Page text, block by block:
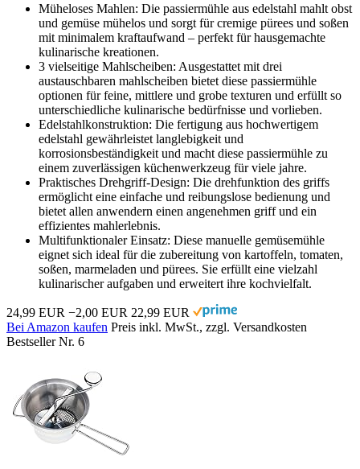
Müheloses Mahlen: Die passiermühle aus edelstahl mahlt obst
und gemüse mühelos und sorgt für cremige pürees und soßen
mit minimalem kraftaufwand – perfekt für hausgemachte
kulinarische kreationen.
3 vielseitige Mahlscheiben: Ausgestattet mit drei
austauschbaren mahlscheiben bietet diese passiermühle
optionen für feine, mittlere und grobe texturen und erfüllt so
unterschiedliche kulinarische bedürfnisse und vorlieben.
Edelstahlkonstruktion: Die fertigung aus hochwertigem
edelstahl gewährleistet langlebigkeit und
korrosionsbeständigkeit und macht diese passiermühle zu
einem zuverlässigen küchenwerkzeug für viele jahre.
Praktisches Drehgriff-Design: Die drehfunktion des griffs
ermöglicht eine einfache und reibungslose bedienung und
bietet allen anwendern einen angenehmen griff und ein
effizientes mahlerlebnis.
Multifunktionaler Einsatz: Diese manuelle gemüsemühle
eignet sich ideal für die zubereitung von kartoffeln, tomaten,
soßen, marmeladen und pürees. Sie erfüllt eine vielzahl
kulinarischer aufgaben und erweitert ihre kochvielfalt.
24,99 EUR −2,00 EUR 22,99 EUR
Bei Amazon kaufen Preis inkl. MwSt., zzgl. Versandkosten
Bestseller Nr. 6